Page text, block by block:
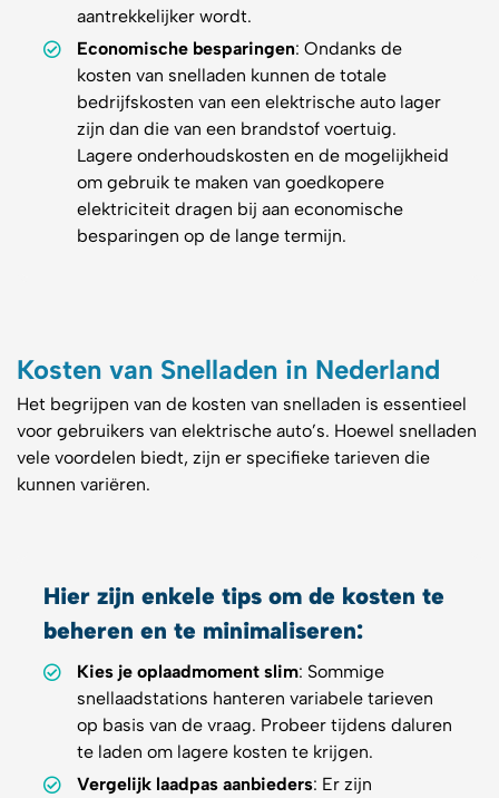
aantrekkelijker wordt.
Economische besparingen: Ondanks de
kosten van snelladen kunnen de totale
bedrijfskosten van een elektrische auto lager
zijn dan die van een brandstof voertuig.
Lagere onderhoudskosten en de mogelijkheid
om gebruik te maken van goedkopere
elektriciteit dragen bij aan economische
besparingen op de lange termijn.
Kosten van Snelladen in Nederland
Het begrijpen van de kosten van snelladen is essentieel
voor gebruikers van elektrische auto’s. Hoewel snelladen
vele voordelen biedt, zijn er specifieke tarieven die
kunnen variëren.
Hier zijn enkele tips om de kosten te
beheren en te minimaliseren:
Kies je oplaadmoment slim: Sommige
snellaadstations hanteren variabele tarieven
op basis van de vraag. Probeer tijdens daluren
te laden om lagere kosten te krijgen.
Vergelijk laadpas aanbieders: Er zijn